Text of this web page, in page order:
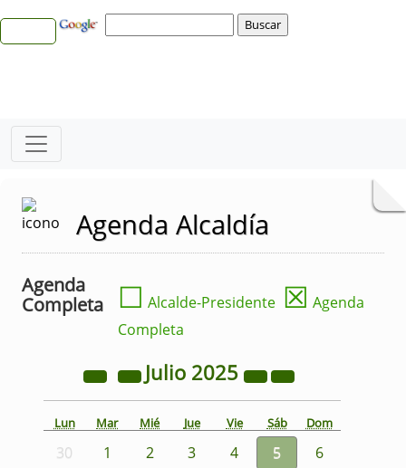
Agenda Alcaldía
Agenda
Completa
☐ Alcalde-Presidente ☒ Agenda
Completa
Julio 2025
Lun Mar Mié Jue Vie Sáb Dom
30 1 2 3 4 5
6